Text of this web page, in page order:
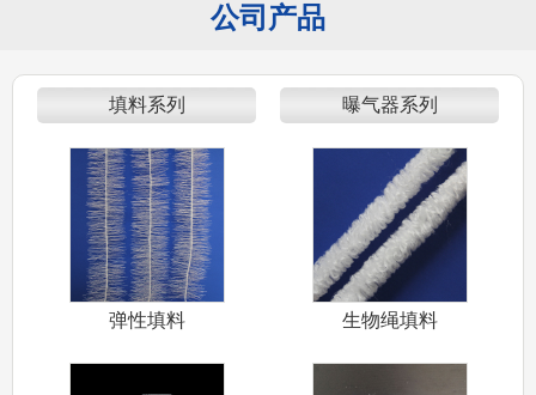
公司产品
填料系列 曝气器系列
弹性填料 生物绳填料